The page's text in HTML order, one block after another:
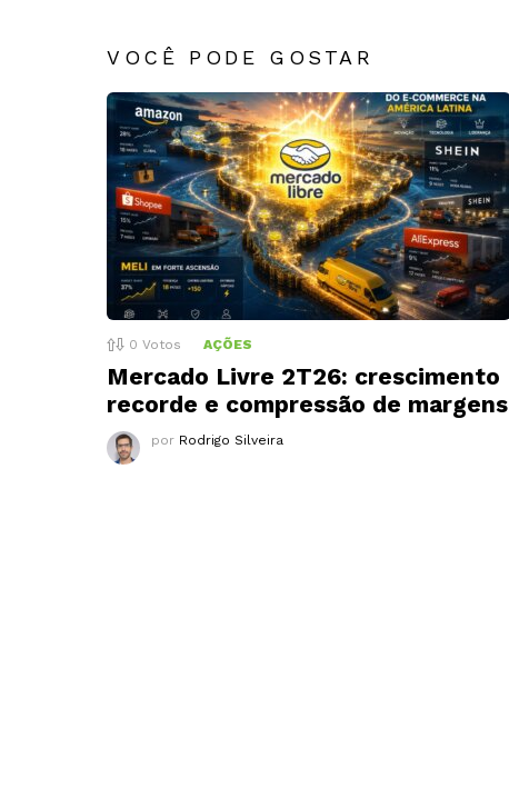
VOCÊ PODE GOSTAR
0 Votos AÇÕES
Mercado Livre 2T26: crescimento
recorde e compressão de margens
por Rodrigo Silveira